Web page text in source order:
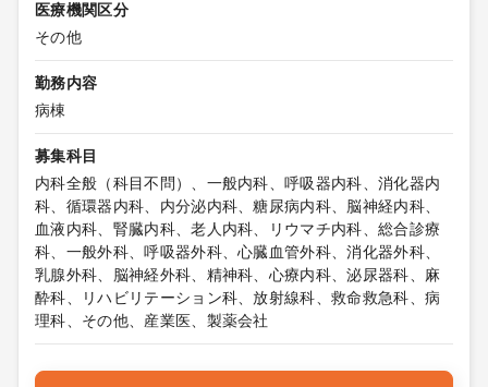
医療機関区分
その他
勤務内容
病棟
募集科目
内科全般（科目不問）、一般内科、呼吸器内科、消化器内
科、循環器内科、内分泌内科、糖尿病内科、脳神経内科、
血液内科、腎臓内科、老人内科、リウマチ内科、総合診療
科、一般外科、呼吸器外科、心臓血管外科、消化器外科、
乳腺外科、脳神経外科、精神科、心療内科、泌尿器科、麻
酔科、リハビリテーション科、放射線科、救命救急科、病
理科、その他、産業医、製薬会社